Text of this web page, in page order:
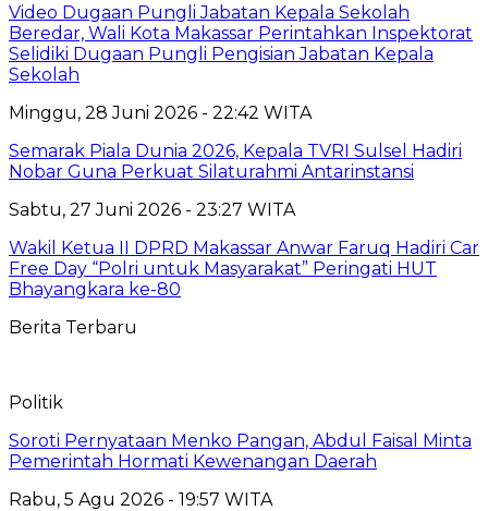
Video Dugaan Pungli Jabatan Kepala Sekolah
Beredar, Wali Kota Makassar Perintahkan Inspektorat
Selidiki Dugaan Pungli Pengisian Jabatan Kepala
Sekolah
Minggu, 28 Juni 2026 - 22:42 WITA
Semarak Piala Dunia 2026, Kepala TVRI Sulsel Hadiri
Nobar Guna Perkuat Silaturahmi Antarinstansi
Sabtu, 27 Juni 2026 - 23:27 WITA
Wakil Ketua II DPRD Makassar Anwar Faruq Hadiri Car
Free Day “Polri untuk Masyarakat” Peringati HUT
Bhayangkara ke-80
Berita Terbaru
Politik
Soroti Pernyataan Menko Pangan, Abdul Faisal Minta
Pemerintah Hormati Kewenangan Daerah
Rabu, 5 Agu 2026 - 19:57 WITA